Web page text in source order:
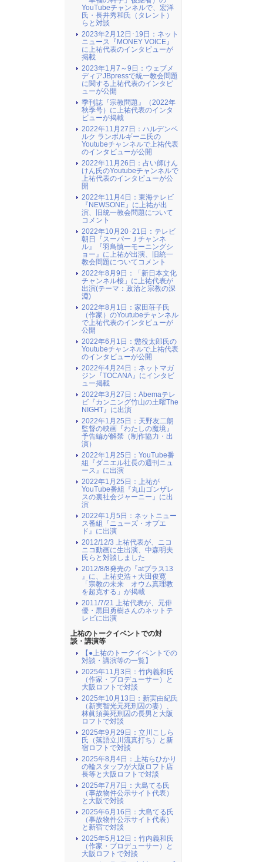
YouTubeチャンネルで、宏洋
氏・長井秀和氏（タレント）
らと対談
2023年2月12日･19日：ネット
ニュース『MONEY VOICE』
に上祐代表のインタビューが
掲載
2023年1月7～9日：ウェブメ
ディアJBpressで統一教会問題
に関する上祐代表のインタビ
ューが公開
季刊誌『宗教問題』（2022年
秋季号）に上祐代表のインタ
ビューが掲載
2022年11月27日：ハルデンベ
ルク ランボルギーニ氏の
Youtubeチャンネルで上祐代表
のインタビューが公開
2022年11月26日：占い師けん
けん氏のYoutubeチャンネルで
上祐代表のインタビューが公
開
2022年11月4日：東海テレビ
『NEWSONE』に上祐が出
演、旧統一教会問題について
コメント
2022年10月20･21日：テレビ
朝日『スーパーＪチャンネ
ル』『羽鳥慎一モーニングシ
ョー』に上祐が出演、旧統一
教会問題についてコメント
2022年8月9日：「新日本文化
チャンネル桜」に上祐代表が
出演(テーマ：政治と宗教の深
淵)
2022年8月1日：家田荘子氏
（作家）のYoutubeチャンネル
で上祐代表のインタビューが
公開
2022年6月1日：懲役太郎氏の
Youtubeチャンネルで上祐代表
のインタビューが公開
2022年4月24日：ネットマガ
ジン『TOCANA』にインタビ
ュー掲載
2022年3月27日：Abemaテレ
ビ『カンニング竹山の土曜The
NIGHT』に出演
2022年1月25日：天野友二朗
監督の映画『わたしの魔境』
予告編が解禁（制作協力・出
演）
2022年1月25日：YouTube番
組『ダニエル社長の週刊ニュ
ース』に出演
2022年1月25日：上祐が
YouTube番組『丸山ゴンザレ
スの裏社会ジャーニー』に出
演
2022年1月5日：ネットニュー
ス番組『ニューズ・オプエ
ド』に出演
2012/12/3 上祐代表が、ニコ
ニコ動画に生出演、中森明夫
氏らと対談しました
2012/8/8発売の『atプラス13
』に、上祐史浩＋大田俊寛
「宗教の未来 オウム真理教
を超克する」が掲載
2011/7/21 上祐代表が、元俳
優・黒田勇樹さんのネットテ
レビに出演
上祐のトークイベントでの対
談・講演等
【●上祐のトークイベントでの
対談・講演等の一覧】
2025年11月3日：竹内義和氏
（作家・プロデューサー）と
大阪ロフトで対談
2025年10月13日：新実由紀氏
（新実智光元死刑囚の妻）、
林眞須美死刑囚の長男と大阪
ロフトで対談
2025年9月29日：立川こしら
氏（落語立川流真打ち）と新
宿ロフトで対談
2025年8月4日：上祐らひかり
の輪スタッフが大阪ロフト店
長等と大阪ロフトで対談
2025年7月7日：大島てる氏
（事故物件公示サイト代表）
と大阪で対談
2025年6月16日：大島てる氏
（事故物件公示サイト代表）
と新宿で対談
2025年5月12日：竹内義和氏
（作家・プロデューサー）と
大阪ロフトで対談